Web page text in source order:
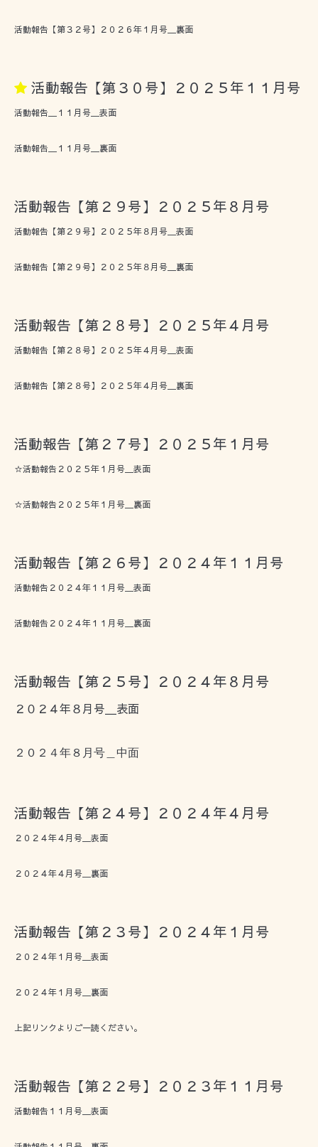
活動報告【第３２号】２０２６年１月号＿裏面
活動報告【第３０号】２０２５年１１月号
活動報告＿１１月号＿表面
活動報告＿１１月号＿裏面
活動報告【第２９号】２０２５年８月号
活動報告【第２９号】２０２５年８月号＿表面
活動報告【第２９号】２０２５年８月号＿裏面
活動報告【第２８号】２０２５年４月号
活動報告【第２８号】２０２５年４月号＿表面
活動報告【第２８号】２０２５年４月号＿裏面
活動報告【第２７号】２０２５年１月号
☆活動報告２０２５年１月号＿表面
☆活動報告２０２５年１月号＿裏面
活動報告【第２６号】２０２４年１１月号
活動報告２０２４年１１月号＿表面
活動報告２０２４年１１月号＿裏面
活動報告【第２５号】２０２４年８月号
２０２４年８月号＿表面
２０２４年８月号＿中面
活動報告【第２４号】２０２４年４月号
２０２４年４月号＿表面
２０２４年４月号＿裏面
活動報告【第２３号】２０２４年１月号
２０２４年１月号＿表面
２０２４年１月号＿裏面
上記リンクよりご一読ください。
活動報告【第２２号】２０２３年１１月号
活動報告１１月号＿表面